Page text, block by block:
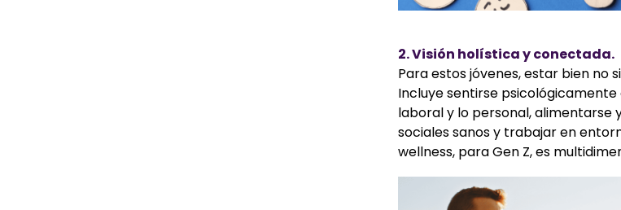
2. Visión holística y conectada.
Para estos jóvenes, estar bien no
Incluye sentirse
laboral y lo personal, alimentarse
sociales sanos y trabajar en
wellness, para Gen Z, es